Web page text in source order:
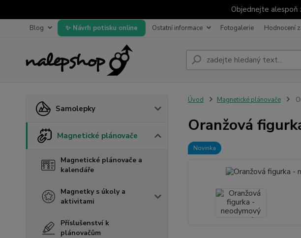
Objednejte alespoň
Blog Návrh potisku online Ostatní informace Fotogalerie Hodnocení
Samolepky
Magnetické plánovače
Magnetické plánovače a
kalendáře
Magnetky s úkoly a
aktivitami
Příslušenství k
plánovačům
Úvod Magnetické plánovače
Oranžová
Novinka